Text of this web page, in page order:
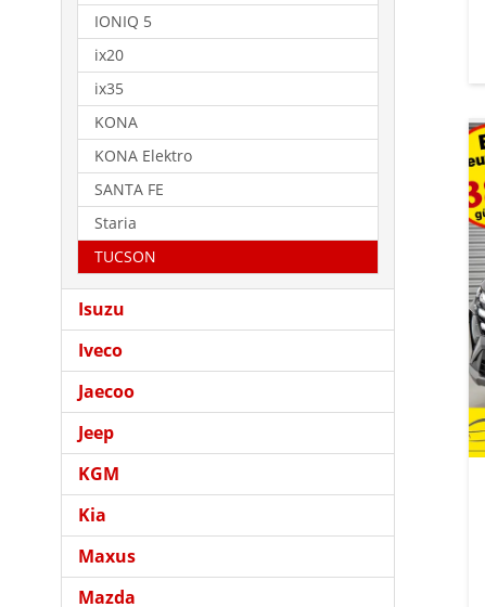
IONIQ 5
ix20
ix35
KONA
KONA Elektro
SANTA FE
Staria
TUCSON
Isuzu
Iveco
Jaecoo
Jeep
KGM
Kia
Maxus
Mazda